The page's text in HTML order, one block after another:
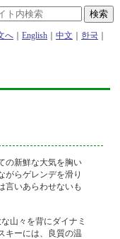
へ ｜ English ｜ 中文 ｜ 한국 ｜
の新鮮な大気を胸い
がらゲレンデを滑り
言いあらわせないも
山々を背にダイナミ
キーには、良質の温